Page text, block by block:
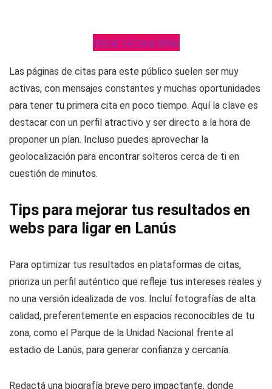
Visitar Victoria Milan
Las páginas de citas para este público suelen ser muy
activas, con mensajes constantes y muchas oportunidades
para tener tu primera cita en poco tiempo. Aquí la clave es
destacar con un perfil atractivo y ser directo a la hora de
proponer un plan. Incluso puedes aprovechar la
geolocalización para encontrar solteros cerca de ti en
cuestión de minutos.
Tips para mejorar tus resultados en
webs para ligar en Lanús
Para optimizar tus resultados en plataformas de citas,
prioriza un perfil auténtico que refleje tus intereses reales y
no una versión idealizada de vos. Incluí fotografías de alta
calidad, preferentemente en espacios reconocibles de tu
zona, como el Parque de la Unidad Nacional frente al
estadio de Lanús, para generar confianza y cercanía.
Redactá una biografía breve pero impactante, donde